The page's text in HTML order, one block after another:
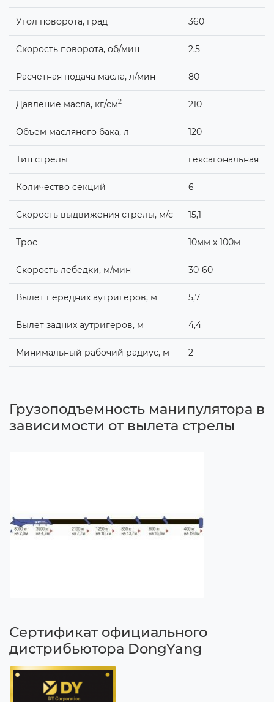
Угол поворота, град 360
Скорость поворота, об/мин 2,5
Расчетная подача масла, л/мин 80
Давление масла, кг/см2 210
Объем масляного бака, л 120
Тип стрелы гексагональная
Количество секций 6
Скорость выдвижения стрелы, м/с 15,1
Трос 10мм x 100м
Скорость лебедки, м/мин 30-60
Вылет передних аутригеров, м 5,7
Вылет задних аутригеров, м 4,4
Минимальный рабочий радиус, м 2
Грузоподъемность манипулятора в
зависимости от вылета стрелы
Сертификат официального
дистрибьютора DongYang